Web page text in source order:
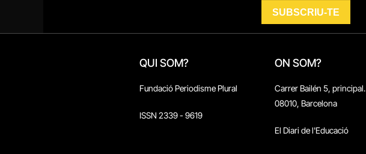
QUI SOM?
Fundació Periodisme Plural
ISSN 2339 - 9619
ON SOM?
Carrer Bailén 5, principal.
08010, Barcelona
El Diari de l'Educació